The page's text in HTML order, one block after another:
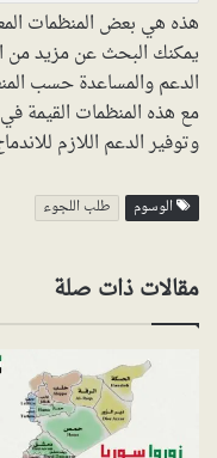
هذه هي بعض المنظمات
يمكنك البحث عن مزيد من
الدعم والمساعدة حسب
مع هذه المنظمات القيمة
وتوفير الدعم اللازم
الوسوم طلب اللجوء
مقالات ذات صلة